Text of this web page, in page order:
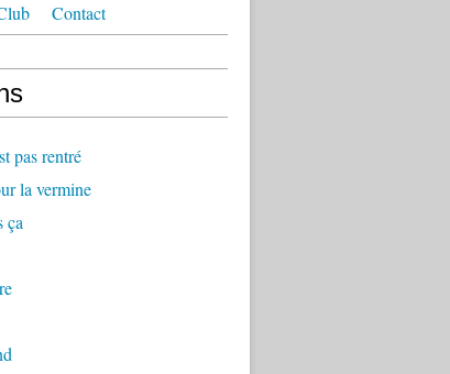
Contact
pas rentré
la vermine
ça